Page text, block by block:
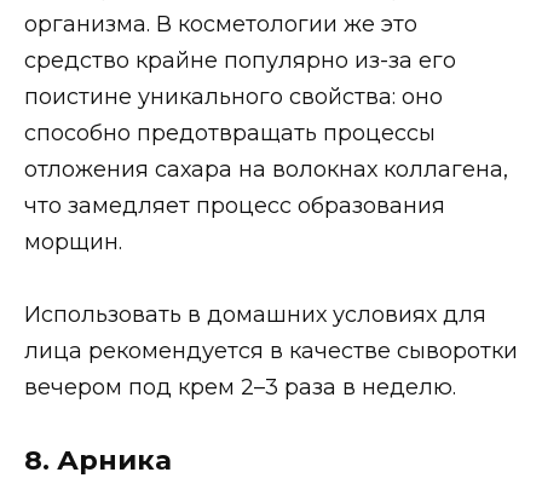
организма. В косметологии же это
средство крайне популярно из-за его
поистине уникального свойства: оно
способно предотвращать процессы
отложения сахара на волокнах коллагена,
что замедляет процесс образования
морщин.
Использовать в домашних условиях для
лица рекомендуется в качестве сыворотки
вечером под крем 2–3 раза в неделю.
8. Арника